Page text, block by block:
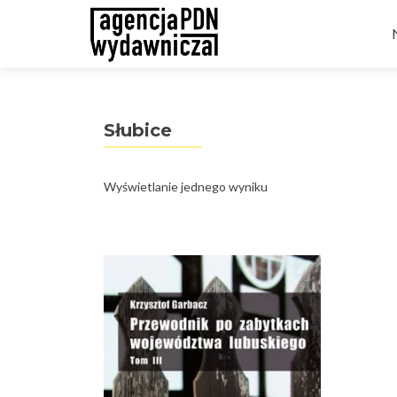
Słubice
Wyświetlanie jednego wyniku